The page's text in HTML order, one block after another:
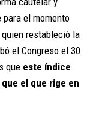
el momento
restableció la
el Congreso el 30
que este índice
el que rige en